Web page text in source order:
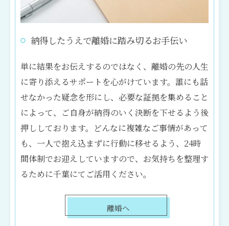
納得したうえで離婚に踏み切るお手伝い
単に結果をお伝えするのではなく、離婚の先の人生
に寄り添えるサポートを心がけています。誰にも話
せなかった疑念を形にし、必要な証拠を集めること
によって、ご自身が納得のいく決断を下せるよう後
押ししております。どんなに複雑なご事情があって
も、一人で抱え込まずに行動に移せるよう、24時
間体制でお迎えしていますので、お気持ちを整理す
るために千葉にてご活用ください。
離婚へ